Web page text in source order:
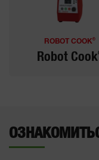
ROBOT COOK ®
Robot Cook